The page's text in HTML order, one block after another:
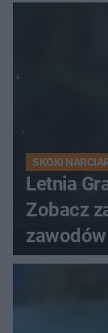
SKOKI
Letnia
Zobacz
zawodów